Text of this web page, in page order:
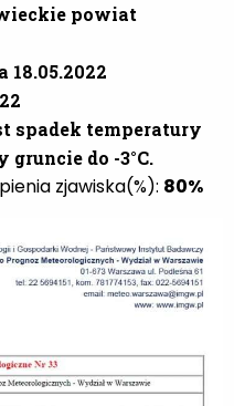
powiat
18.05.2022
spadek temperatury
gruncie do -3°C.
zjawiska(%): 80%